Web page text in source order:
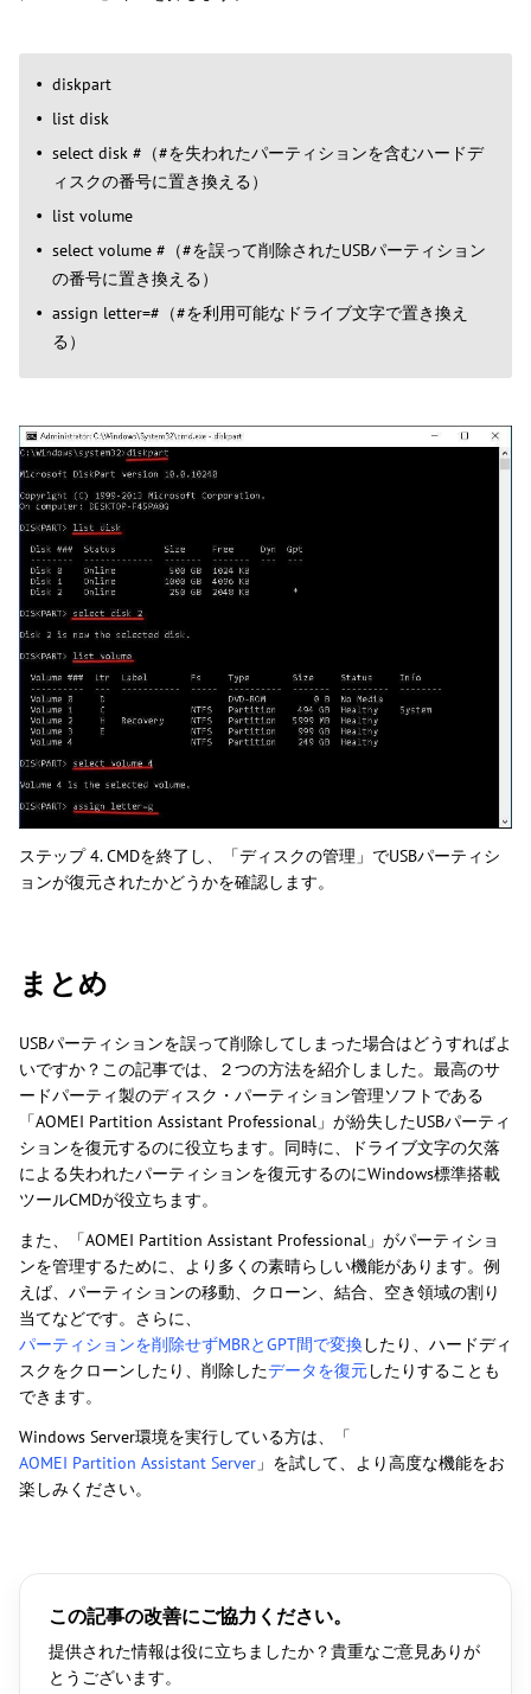
diskpart
list disk
select disk #（#を失われたパーティションを含むハードデ
ィスクの番号に置き換える）
list volume
select volume #（#を誤って削除されたUSBパーティション
の番号に置き換える）
assign letter=#（#を利用可能なドライブ文字で置き換え
る）
ステップ 4. CMDを終了し、「ディスクの管理」でUSBパーティシ
ョンが復元されたかどうかを確認します。
まとめ
USBパーティションを誤って削除してしまった場合はどうすればよ
いですか？この記事では、２つの方法を紹介しました。最高のサ
ードパーティ製のディスク・パーティション管理ソフトである
「AOMEI Partition Assistant Professional」が紛失したUSBパーティ
ションを復元するのに役立ちます。同時に、ドライブ文字の欠落
による失われたパーティションを復元するのにWindows標準搭載
ツールCMDが役立ちます。
また、「AOMEI Partition Assistant Professional」がパーティショ
ンを管理するために、より多くの素晴らしい機能があります。例
えば、パーティションの移動、クローン、結合、空き領域の割り
当てなどです。さらに、
パーティションを削除せずMBRとGPT間で変換したり、ハードディ
スクをクローンしたり、削除したデータを復元したりすることも
できます。
Windows Server環境を実行している方は、「
AOMEI Partition Assistant Server 」を試して、より高度な機能をお
楽しみください。
この記事の改善にご協力ください。
提供された情報は役に立ちましたか？貴重なご意見ありが
とうございます。